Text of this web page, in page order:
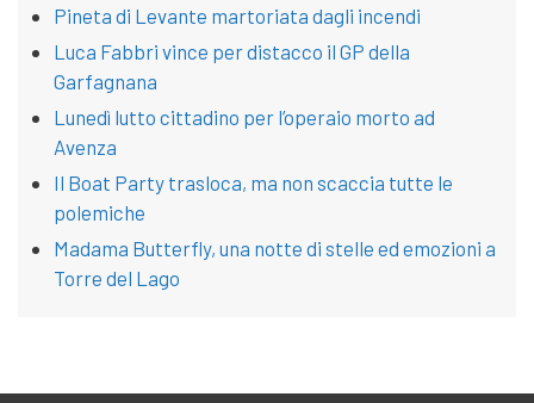
Pineta di Levante martoriata dagli incendi
Luca Fabbri vince per distacco il GP della
Garfagnana
Lunedì lutto cittadino per l’operaio morto ad
Avenza
Il Boat Party trasloca, ma non scaccia tutte le
polemiche
Madama Butterfly, una notte di stelle ed emozioni a
Torre del Lago